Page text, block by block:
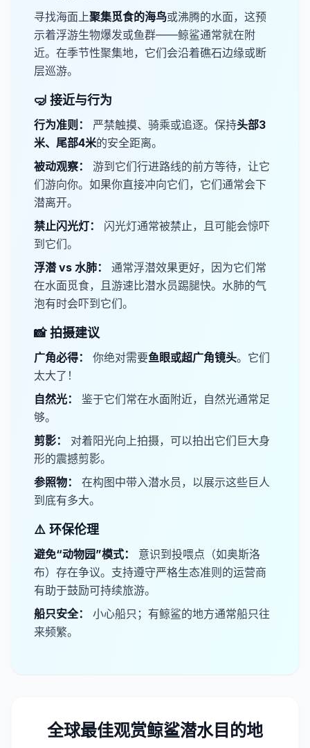
寻找海面上​聚集觅食的海鸟​或沸腾的水面，这预
示着浮游生物爆发或鱼群——鲸鲨通常就在附
近。在季节性聚集地，它们会沿着礁石边缘或断
层巡游。
🤿 接近与行为
行为准则： 严禁触摸、骑乘或追逐。保持​​头部3
米、尾部4米的安全距离。
​被动观察：
游到它们行进路线的前方等待，让它
们游向你。如果你直接冲向它们，它们通常会下
潜离开。
​禁止闪光灯：
闪光灯通常被禁止，且可能会惊吓
到它们。
​浮潜 vs 水肺：
通常浮潜效果更好，因为它们常
在水面觅食，且游速比潜水员踢腿快。水肺的气
泡有时会吓到它们。
📸 拍摄建议
​广角必得： 你绝对需要​​鱼眼或超广角镜头。它们
太大了！
​自然光：
鉴于它们常在水面附近，自然光通常足
够。
​剪影：
对着阳光向上拍摄，可以拍出它们巨大身
形的震撼剪影。
​参照物：
在构图中带入潜水员，以展示这些巨人
到底有多大。
⚠️ 环保伦理
​避免“动物园”模式：
意识到投喂点（如奥斯洛
布）存在争议。支持遵守严格生态准则的运营商
有助于鼓励可持续旅游。
​船只安全：
小心船只；有鲸鲨的地方通常船只往
来频繁。
全球最佳观赏鲸鲨潜水目的地